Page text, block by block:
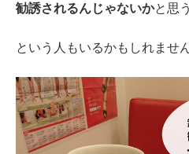
勧誘されるんじゃないかと思
という人もいるかもしれませ